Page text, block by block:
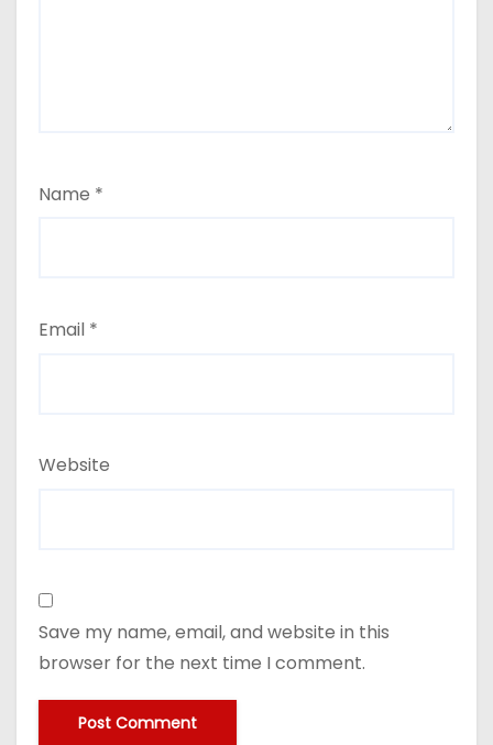
Name *
Email *
Website
Save my name, email, and website in this
browser for the next time I comment.